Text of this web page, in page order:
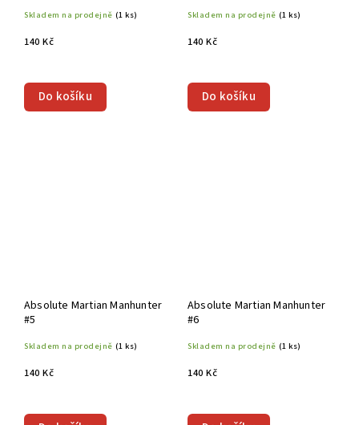
Skladem na prodejně (1 ks)
140 Kč
Do košíku
Skladem na prodejně (1 ks)
140 Kč
Do košíku
Absolute Martian Manhunter
#5
Skladem na prodejně (1 ks)
140 Kč
Absolute Martian Manhunter
#6
Skladem na prodejně (1 ks)
140 Kč